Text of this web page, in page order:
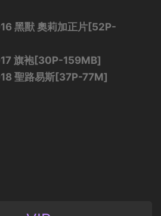
黑獸 奧莉加正片[52P-
旗袍[30P-159MB]
聖路易斯[37P-77M]